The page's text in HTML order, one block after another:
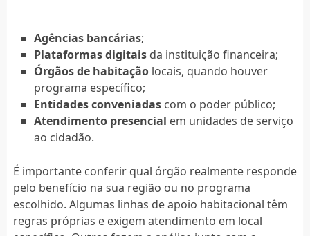
Agências bancárias;
Plataformas digitaisda instituição financeira;
Órgãos de habitaçãolocais, quando houver
programa específico;
Entidades conveniadascom o poder público;
Atendimento presencial em unidades de serviço
ao cidadão.
É importante conferir qual órgão realmente responde
pelo benefício na sua região ou no programa
escolhido. Algumas linhas de apoio habitacional têm
regras próprias e exigem atendimento em local